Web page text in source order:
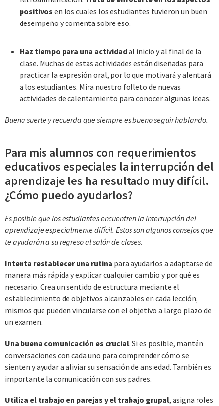
positivos en los cuales los estudiantes tuvieron un buen
desempeño y comenta sobre eso.
Haz tiempo para una actividadal inicio y al final de la
clase. Muchas de estas actividades están diseñadas para
practicar la expresión oral, por lo que motivará y alentará
a los estudiantes. Mira nuestro folleto de nuevas
actividades de calentamiento para conocer algunas ideas.
Buena suerte y recuerda que siempre es bueno seguir hablando.
Para mis alumnos con requerimientos
educativos especiales la interrupción del
aprendizaje les ha resultado muy difícil.
¿Cómo puedo ayudarlos?
Es posible que los estudiantes encuentren la interrupción del
aprendizaje especialmente difícil. Estos son algunos consejos que
te ayudarán a su regreso al salón de clases.
Intenta restablecer una rutina para ayudarlos a adaptarse de
manera más rápida y explicar cualquier cambio y por qué es
necesario. Crea un sentido de estructura mediante el
establecimiento de objetivos alcanzables en cada lección,
mismos que pueden vincularse con el objetivo a largo plazo de
un examen.
Una buena comunicación es crucial. Si es posible, mantén
conversaciones con cada uno para comprender cómo se
sienten y ayudar a aliviar su sensación de ansiedad. También es
importante la comunicación con sus padres.
Utiliza el trabajo en parejas y el trabajo grupal, asigna roles